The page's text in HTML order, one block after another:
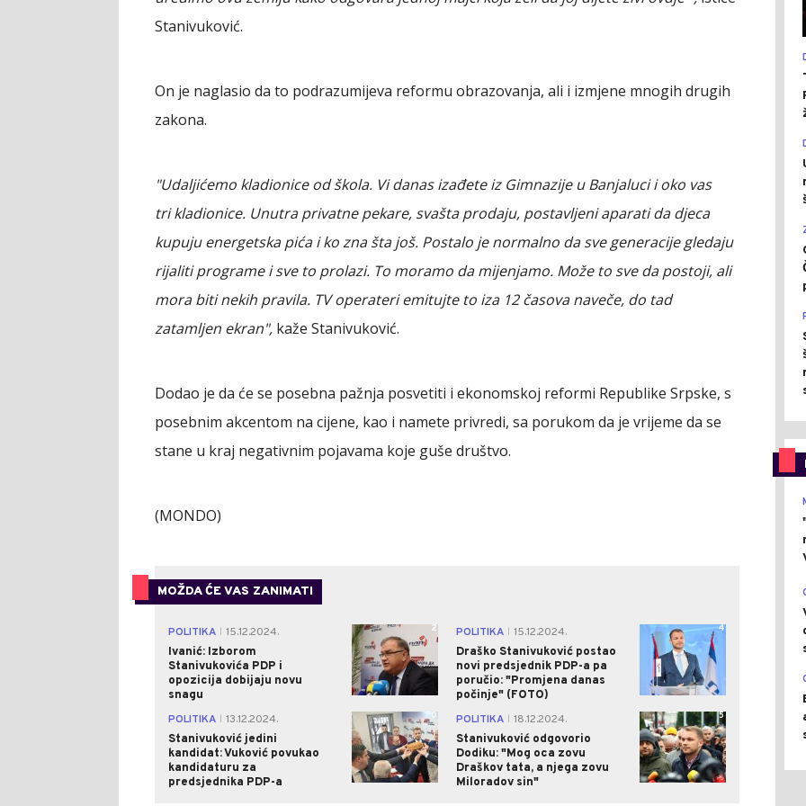
Stanivuković.
On je naglasio da to podrazumijeva reformu obrazovanja, ali i izmjene mnogih drugih
zakona.
"Udaljićemo kladionice od škola. Vi danas izađete iz Gimnazije u Banjaluci i oko vas
tri kladionice. Unutra privatne pekare, svašta prodaju, postavljeni aparati da djeca
kupuju energetska pića i ko zna šta još. Postalo je normalno da sve generacije gledaju
rijaliti programe i sve to prolazi. To moramo da mijenjamo. Može to sve da postoji, ali
mora biti nekih pravila. TV operateri emitujte to iza 12 časova naveče, do tad
zatamljen ekran", kaže Stanivuković.
Dodao je da će se posebna pažnja posvetiti i ekonomskoj reformi Republike Srpske, s
posebnim akcentom na cijene, kao i namete privredi, sa porukom da je vrijeme da se
stane u kraj negativnim pojavama koje guše društvo.
(MONDO)
MOŽDA ĆE VAS ZANIMATI
POLITIKA
15.12.2024.
Ivanić: Izborom
Stanivukovića PDP i
opozicija dobijaju novu
snagu
2 POLITIKA
15.12.2024.
Draško Stanivuković postao
novi predsjednik PDP-a pa
poručio: "Promjena danas
počinje" (FOTO)
4
POLITIKA
13.12.2024.
Stanivuković jedini
kandidat: Vuković povukao
kandidaturu za
predsjednika PDP-a
0 POLITIKA
18.12.2024.
Stanivuković odgovorio
Dodiku: "Mog oca zovu
Draškov tata, a njega zovu
Miloradov sin"
5